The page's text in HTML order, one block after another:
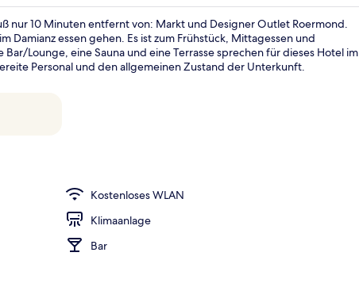
nur 10 Minuten entfernt von: Markt und Designer Outlet Roermond.
Damianz essen gehen. Es ist zum Frühstück, Mittagessen und
Lounge, eine Sauna und eine Terrasse sprechen für dieses Hotel im
Personal und den allgemeinen Zustand der Unterkunft.
Kostenloses WLAN
Klimaanlage
Bar